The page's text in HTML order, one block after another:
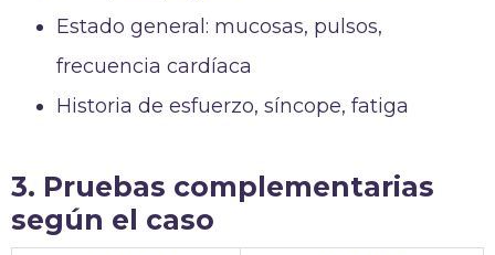
Estado general: mucosas, pulsos,
frecuencia cardíaca
Historia de esfuerzo, síncope, fatiga
3. Pruebas complementarias
según el caso